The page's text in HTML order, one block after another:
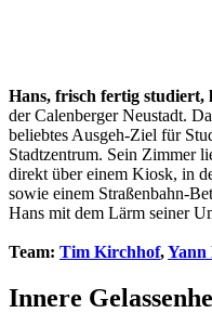
Hans, frisch fertig studiert,
der Calenberger Neustadt.
beliebtes Ausgeh-Ziel für
Stadtzentrum. Sein Zimmer
direkt über einem Kiosk, in
sowie einem Straßenbahn-
Hans mit dem Lärm seiner
Team: Tim Kirchhof,Yann
Innere